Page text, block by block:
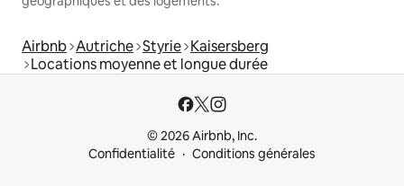
Airbnb Autriche Styrie Kaisersberg
Locations moyenne et longue durée
© 2026 Airbnb, Inc.
Confidentialité
Conditions générales